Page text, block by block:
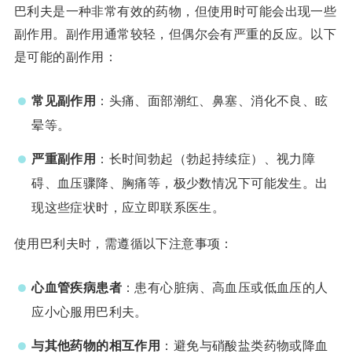
巴利夫是一种非常有效的药物，但使用时可能会出现一些
副作用。副作用通常较轻，但偶尔会有严重的反应。以下
是可能的副作用：
常见副作用 ：头痛、面部潮红、鼻塞、消化不良、眩
晕等。
严重副作用 ：长时间勃起（勃起持续症）、视力障
碍、血压骤降、胸痛等，极少数情况下可能发生。出
现这些症状时，应立即联系医生。
使用巴利夫时，需遵循以下注意事项：
心血管疾病患者 ：患有心脏病、高血压或低血压的人
应小心服用巴利夫。
与其他药物的相互作用 ：避免与硝酸盐类药物或降血